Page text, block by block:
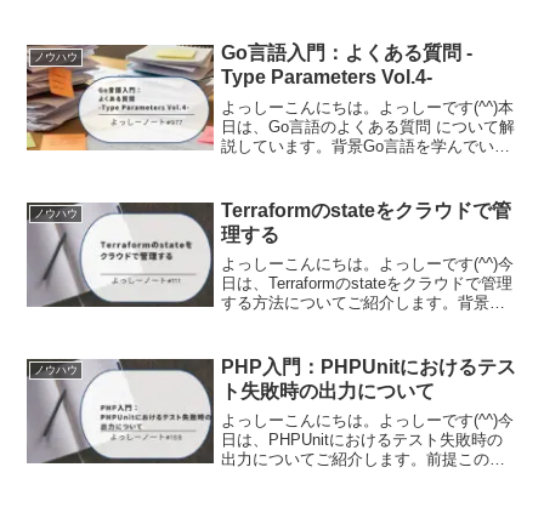
といった疑問が湧いてきませんか。Go言
語の公式サ...
ノウハウ
Go言語入門：よくある質問 -
Type Parameters Vol.4-
よっしーこんにちは。よっしーです(^^)本
日は、Go言語のよくある質問 について解
説しています。背景Go言語を学んでいる
といった疑問が湧いてきませんか。Go言
語の公式サ...
ノウハウ
Terraformのstateをクラウドで管
理する
よっしーこんにちは。よっしーです(^^)今
日は、Terraformのstateをクラウドで管理
する方法についてご紹介します。背景こ
ました。これはテストや開発には最適で
す...
ノウハウ
PHP入門：PHPUnitにおけるテス
ト失敗時の出力について
よっしーこんにちは。よっしーです(^^)今
日は、PHPUnitにおけるテスト失敗時の
出力についてご紹介します。前提この記